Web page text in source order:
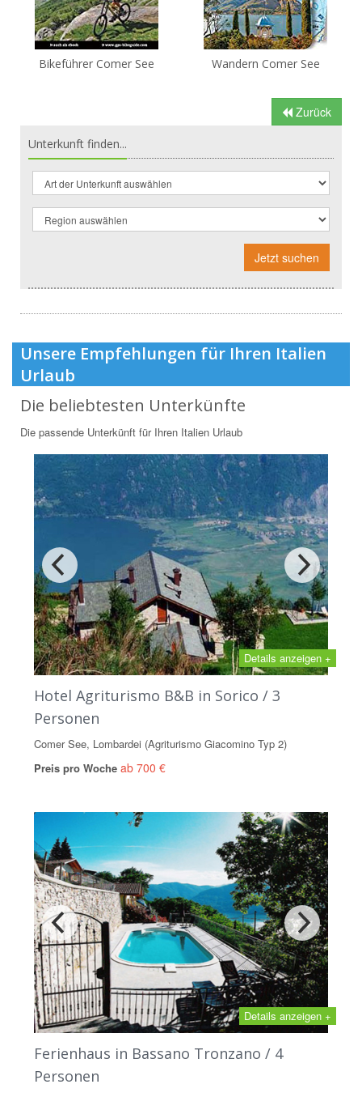
Bikeführer Comer See Wandern Comer See
Zurück
Unterkunft finden...
Jetzt suchen
Unsere Empfehlungen für Ihren Italien
Urlaub
Die beliebtesten Unterkünfte
Die passende Unterkünft für Ihren Italien Urlaub
Details anzeigen +
Hotel Agriturismo B&B in Sorico / 3
Personen
Comer See, Lombardei (Agriturismo Giacomino Typ 2)
Preis pro Woche ab 700 €
Details anzeigen +
Ferienhaus in Bassano Tronzano / 4
Personen